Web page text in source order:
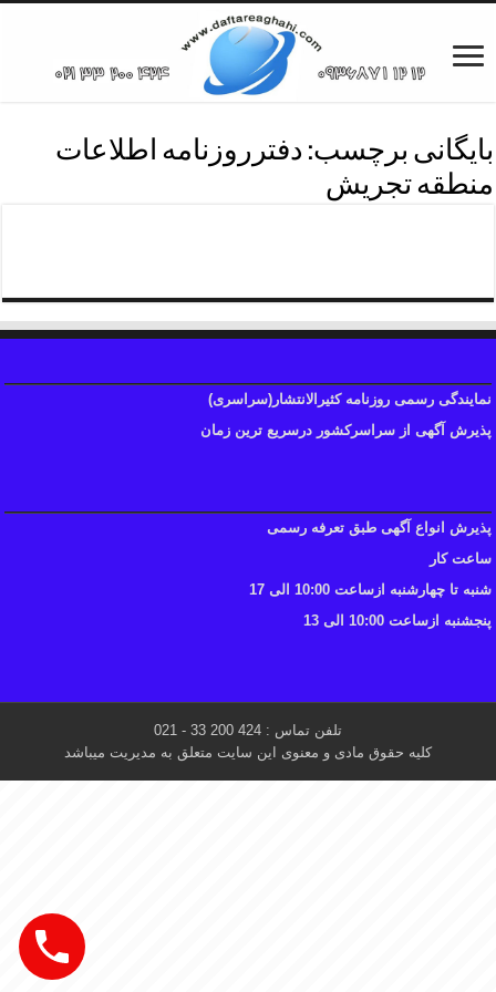
بایگانی برچسب: دفترروزنامه اطلاعات
منطقه تجریش
نمایندگی رسمی روزنامه کثیرالانتشار(سراسری)
پذیرش آگهی از سراسرکشور درسریع ترین زمان
پذیرش انواع آگهی طبق تعرفه رسمی
ساعت کار
شنبه تا چهارشنبه ازساعت 10:00 الی 17
پنجشنبه ازساعت 10:00 الی 13
تلفن تماس : 424 200 33 - 021
کلیه حقوق مادی و معنوی این سایت متعلق به مدیریت میباشد